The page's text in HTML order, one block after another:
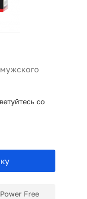
со
Free